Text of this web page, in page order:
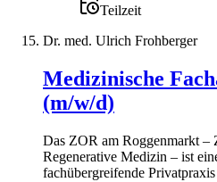
Teilzeit
Dr. med. Ulrich Frohberger
Medizinische
(m/w/d)
Das ZOR am Roggenmarkt –
Regenerative Medizin – ist
fachübergreifende